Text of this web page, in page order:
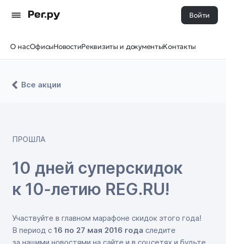
Войти
О насОфисыНовостиРеквизиты и документыКонтакты
Все акции
ПРОШЛА
10 дней суперскидок
к 10-летию REG.RU!
Участвуйте в главном марафоне скидок этого года!
В период с 16 по 27 мая 2016 года следите